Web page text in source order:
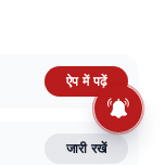
AND CONDITIONS
FACT CHECKING POLICY
ऐप में पढ़ें
जारी रखें